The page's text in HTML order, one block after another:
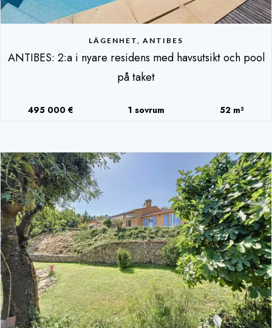
LÄGENHET, ANTIBES
ANTIBES: 2:a i nyare residens med havsutsikt och pool
på taket
495 000 € 1 sovrum 52 m²